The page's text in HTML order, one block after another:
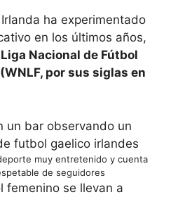
ha experimentado
en los últimos años,
Nacional de Fútbol
por sus siglas en
muy entretenido y cuenta
de seguidores
se llevan a